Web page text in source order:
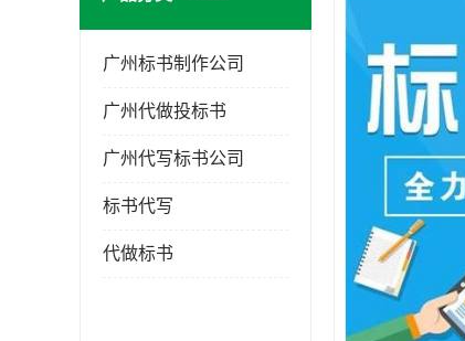
广州标书制作公司
广州代做投标书
广州代写标书公司
标书代写
代做标书